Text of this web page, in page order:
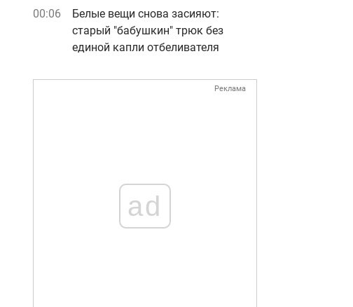
00:06
Белые вещи снова засияют:
старый "бабушкин" трюк без
единой капли отбеливателя
Реклама
ad